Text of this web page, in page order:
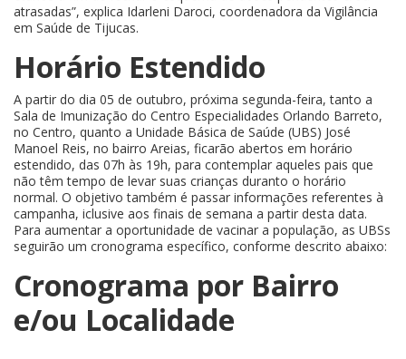
atrasadas”, explica Idarleni Daroci, coordenadora da Vigilância
em Saúde de Tijucas.
Horário Estendido
A partir do dia 05 de outubro, próxima segunda-feira, tanto a
Sala de Imunização do Centro Especialidades Orlando Barreto,
no Centro, quanto a Unidade Básica de Saúde (UBS) José
Manoel Reis, no bairro Areias, ficarão abertos em horário
estendido, das 07h às 19h, para contemplar aqueles pais que
não têm tempo de levar suas crianças duranto o horário
normal. O objetivo também é passar informações referentes à
campanha, iclusive aos finais de semana a partir desta data.
Para aumentar a oportunidade de vacinar a população, as UBSs
seguirão um cronograma específico, conforme descrito abaixo:
Cronograma por Bairro
e/ou Localidade